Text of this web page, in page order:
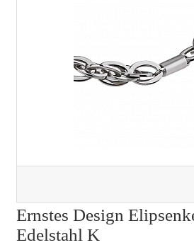
Ernstes Design
Edelstahl K